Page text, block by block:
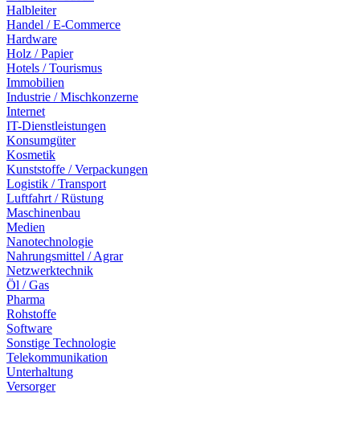
Halbleiter
Handel / E-Commerce
Hardware
Holz / Papier
Hotels / Tourismus
Immobilien
Industrie / Mischkonzerne
Internet
IT-Dienstleistungen
Konsumgüter
Kosmetik
Kunststoffe / Verpackungen
Logistik / Transport
Luftfahrt / Rüstung
Maschinenbau
Medien
Nanotechnologie
Nahrungsmittel / Agrar
Netzwerktechnik
Öl / Gas
Pharma
Rohstoffe
Software
Sonstige Technologie
Telekommunikation
Unterhaltung
Versorger